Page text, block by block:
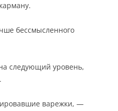
бессмысленного
следующий уровень,
варежки, —